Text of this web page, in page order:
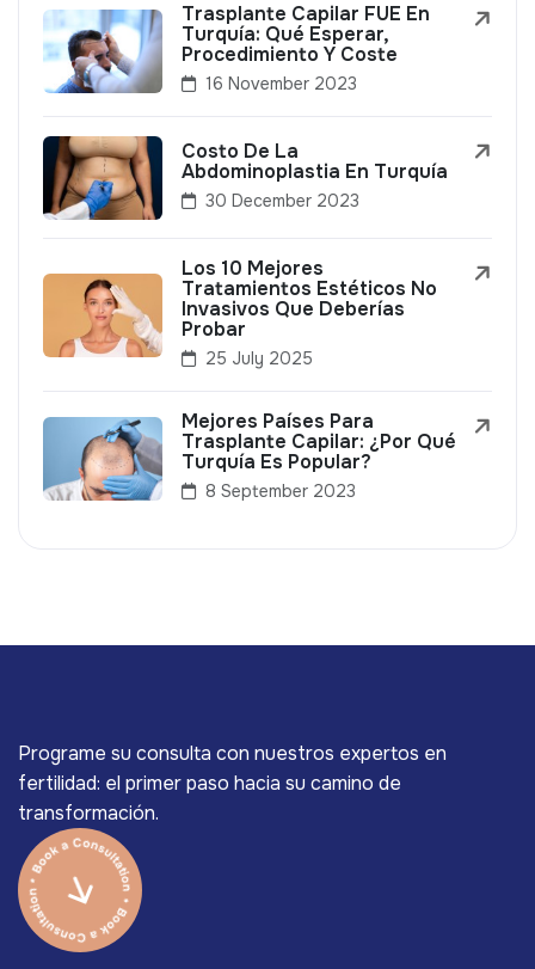
Trasplante Capilar FUE En
Turquía: Qué Esperar,
Procedimiento Y Coste
16 November 2023
Costo De La
Abdominoplastia En Turquía
30 December 2023
Los 10 Mejores
Tratamientos Estéticos No
Invasivos Que Deberías
Probar
25 July 2025
Mejores Países Para
Trasplante Capilar: ¿Por Qué
Turquía Es Popular?
8 September 2023
Programe su consulta con nuestros expertos en
fertilidad: el primer paso hacia su camino de
transformación.